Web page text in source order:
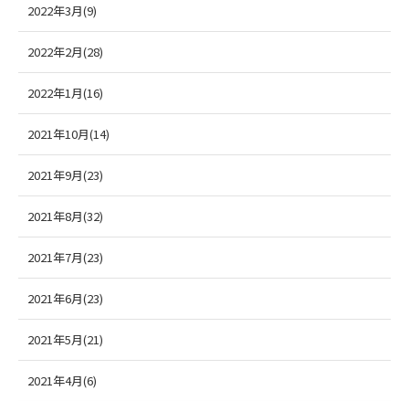
2022年3月(9)
2022年2月(28)
2022年1月(16)
2021年10月(14)
2021年9月(23)
2021年8月(32)
2021年7月(23)
2021年6月(23)
2021年5月(21)
2021年4月(6)